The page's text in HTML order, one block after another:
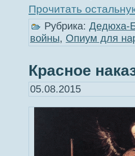
Прочитать
Рубрика: Дедюха-
войны, Опиум для
Красное
05.08.2015